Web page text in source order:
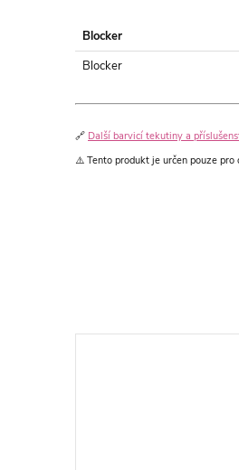
Blocker
Blocker
🔗 Další barvicí tekutiny a
⚠️ Tento produkt je určen pouze pro